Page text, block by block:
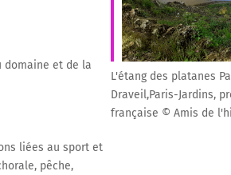
L'étang des platanes
Draveil,Paris-Jardins,
française © Amis de
domaine et de la
liées au sport et
pêche,